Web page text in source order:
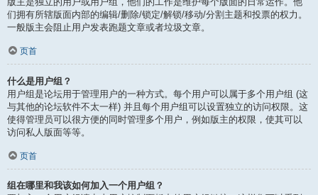
们拥有所辖版面内部的编辑/删除/锁定/解锁/移动/分割主题和投票的权力。
一般版主会阻止用户发表跑题文章或者垃圾文章。
页首
什么是用户组？
用户组是论坛用于管理用户的一种方式。每个用户可以属于多个用户组 (这
与其他的论坛软件不太一样) 并且每个用户组可以设置独立的访问权限。这
使得管理员可以很方便的同时管理多个用户，例如版主的权限，使其可以
访问私人版面等等。
页首
组在哪里和我该如何加入一个用户组？